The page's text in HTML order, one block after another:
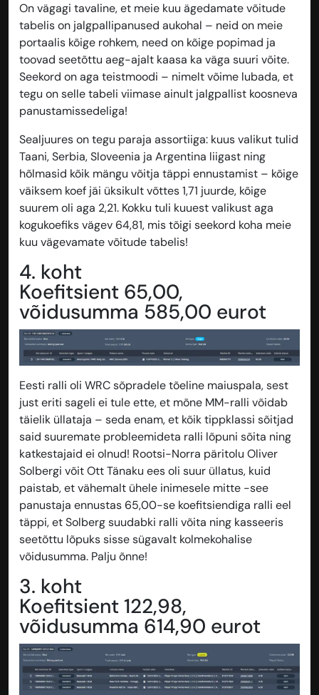
On vägagi tavaline, et meie kuu ägedamate võitude
tabelis on jalgpallipanused aukohal – neid on meie
portaalis kõige rohkem, need on kõige popimad ja
toovad seetõttu aeg-ajalt kaasa ka väga suuri võite.
Seekord on aga teistmoodi – nimelt võime lubada, et
tegu on selle tabeli viimase ainult jalgpallist koosneva
panustamissedeliga!
Sealjuures on tegu paraja assortiiga: kuus valikut tulid
Taani, Serbia, Sloveenia ja Argentina liigast ning
hõlmasid kõik mängu võitja täppi ennustamist – kõige
väiksem koef jäi üksikult võttes 1,71 juurde, kõige
suurem oli aga 2,21. Kokku tuli kuuest valikust aga
kogukoefiks vägev 64,81, mis tõigi seekord koha meie
kuu vägevamate võitude tabelis!
4. koht
Koefitsient 65,00,
võidusumma 585,00 eurot
Eesti ralli oli WRC sõpradele tõeline maiuspala, sest
just eriti sageli ei tule ette, et mõne MM-ralli võidab
täielik üllataja – seda enam, et kõik tippklassi sõitjad
said suuremate probleemideta ralli lõpuni sõita ning
katkestajaid ei olnud! Rootsi-Norra päritolu Oliver
Solbergi võit Ott Tänaku ees oli suur üllatus, kuid
paistab, et vähemalt ühele inimesele mitte -see
panustaja ennustas 65,00-se koefitsiendiga ralli eel
täppi, et Solberg suudabki ralli võita ning kasseeris
seetõttu lõpuks sisse sügavalt kolmekohalise
võidusumma. Palju õnne!
3. koht
Koefitsient 122,98,
võidusumma 614,90 eurot